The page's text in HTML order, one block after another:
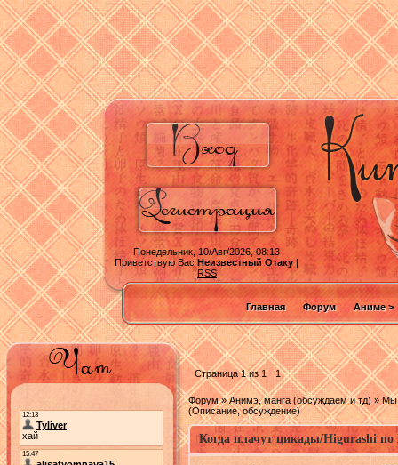
Понедельник, 10/Авг/2026, 08:13
Приветствую ВасНеизвестный Отаку|
RSS
Главная Форум Аниме >
Страница1из1 1
Форум » Анимэ, манга (обсуждаем и тд) » Мы
(Описание, обсуждение)
Когда плачут цикады/Higurashi